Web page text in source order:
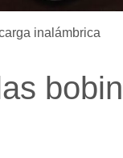
inalámbrica